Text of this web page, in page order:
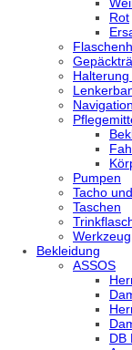
Rot
Navigation
Pumpen
Tacho
Taschen
Werkzeug
Bekleidung
ASSOS
DB